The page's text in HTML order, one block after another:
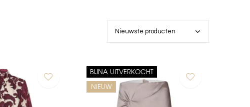
BIJNA UITVERKOCHT
NIEUW